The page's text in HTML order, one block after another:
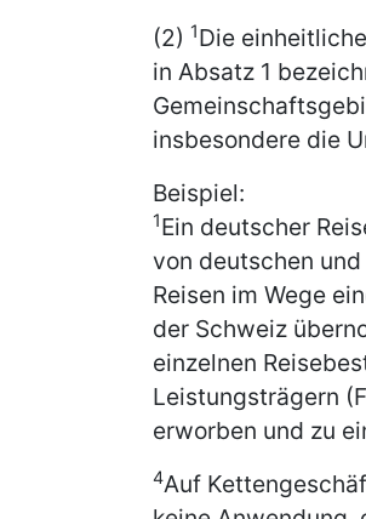
(2) 1Die
in Absatz 1
insbesondere die
Beispiel:
1Ein deutscher
von deutschen
Reisen im Wege
der Schweiz
einzelnen
Leistungsträgern
erworben und zu
4Auf